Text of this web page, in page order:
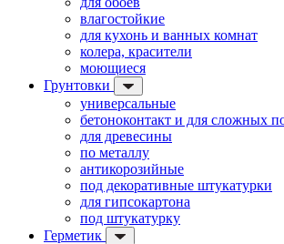
влагостойкие
для кухонь и ванных комнат
колера, красители
моющиеся
Грунтовки
универсальные
бетоноконтакт и для сложных
для древесины
по металлу
антикорозийные
под декоративные штукатурки
для гипсокартона
под штукатурку
Герметик